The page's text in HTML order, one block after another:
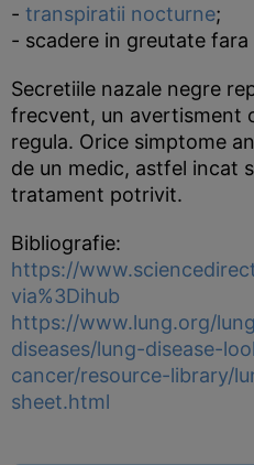
- transpiratii nocturne;
- scadere in greutate
Secretiile nazale negre
frecvent, un avertisment
regula. Orice simptome
de un medic, astfel incat
tratament potrivit.
Bibliografie:
https://
via%3Dihub
https://www.lung.org/
diseases/lung-disease-
cancer/resource-library/
sheet.html